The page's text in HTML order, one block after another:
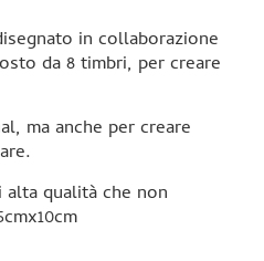
in collaborazione
da 8 timbri, per creare
ma anche per creare
qualità che non